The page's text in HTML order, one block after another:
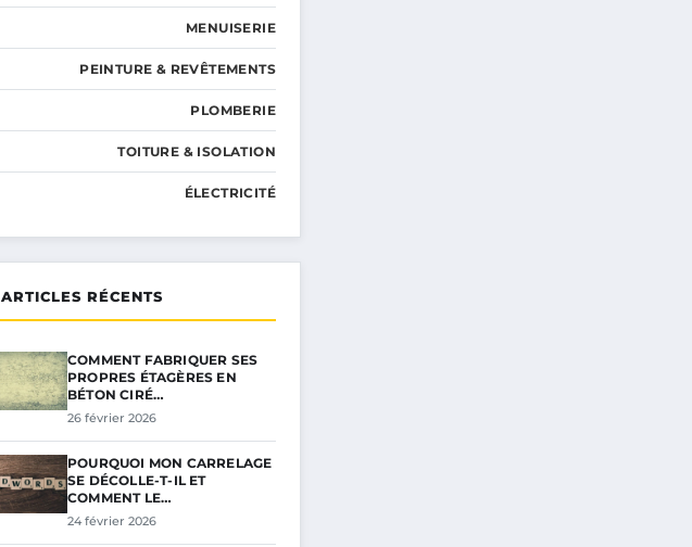
MENUISERIE
PEINTURE & REVÊTEMENTS
PLOMBERIE
TOITURE & ISOLATION
ÉLECTRICITÉ
ARTICLES RÉCENTS
COMMENT FABRIQUER SES
PROPRES ÉTAGÈRES EN
BÉTON CIRÉ…
26 février 2026
POURQUOI MON CARRELAGE
SE DÉCOLLE-T-IL ET
COMMENT LE…
24 février 2026